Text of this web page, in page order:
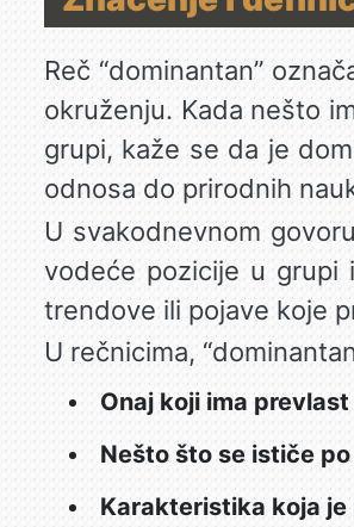
Reč “dominantan”
okruženju. Kada nešto
grupi, kaže se da je
odnosa do prirodnih
U svakodnevnom
vodeće pozicije u grupi
trendove ili pojave koje
U rečnicima,
Onaj koji ima
Nešto što se ističe
Karakteristika koja